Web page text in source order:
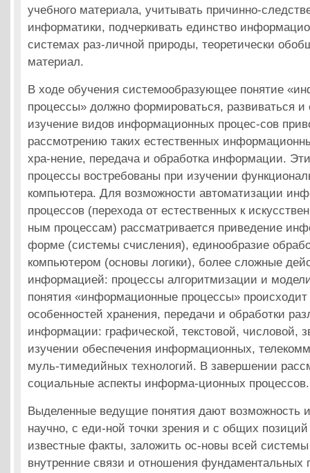
учебного материала, учитывать причинно-
информатики, подчеркивать единство
системах раз-личной природы, теоретически
материал.
В ходе обучения системообразующее понятие
процессы» должно формироваться, развиваться и
изучение видов информационных процес-сов
рассмотрению таких естественных
хра-нение, передача и обработка информации.
процессы востребованы при изучении
компьютера. Для возможности автоматизации
процессов (перехода от естественных к
ным процессам) рассматривается приведение
форме (системы счисления), единообразие
компьютером (основы логики), более сложные
информацией: процессы алгоритмизации и
понятия «информационные процессы»
особенностей хранения, передачи и обработки
информации: графической, текстовой, числовой,
изучении обеспечения информационных,
муль-тимедийных технологий. В завершении
социальные аспекты информа-ционных процессов.
Выделенные ведущие понятия дают возможность
научно, с еди-ной точки зрения и с общих
известные факты, заложить ос-новы всей
внутренние связи и отношения фундаментальных